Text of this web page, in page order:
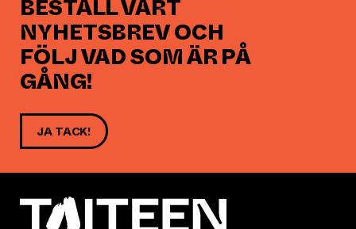
BESTÄLL VÅRT
NYHETSBREV OCH
FÖLJ VAD SOM ÄR PÅ
GÅNG!
JA TACK!